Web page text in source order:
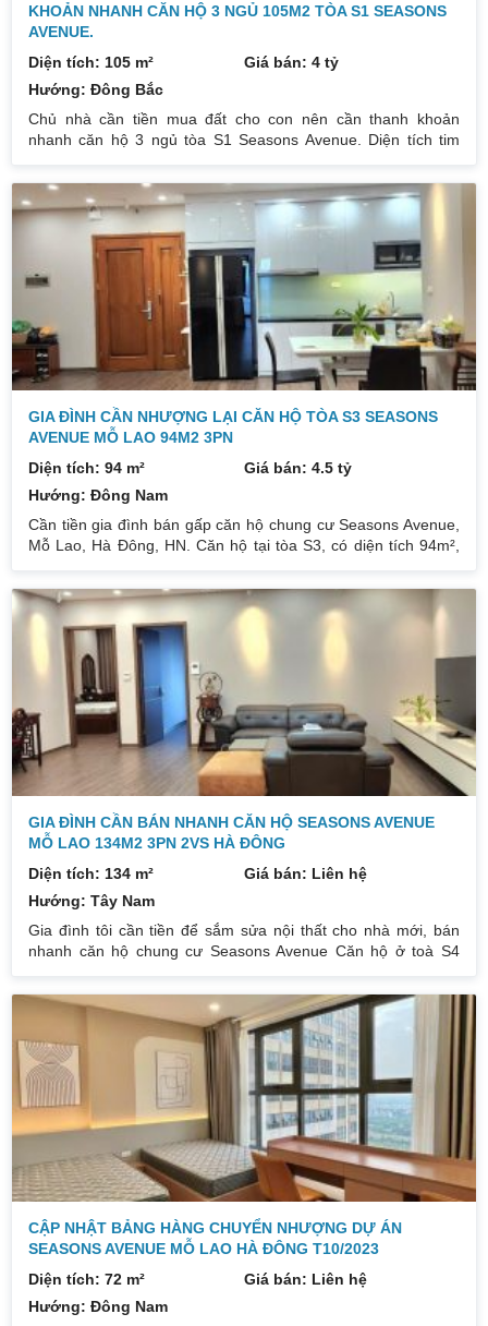
KHOẢN NHANH CĂN HỘ 3 NGỦ 105M2 TÒA S1 SEASONS
AVENUE.
Diện tích: 105 m²
Giá bán: 4 tỷ
Hướng: Đông Bắc
Chủ nhà cần tiền mua đất cho con nên cần thanh khoản
nhanh căn hộ 3 ngủ tòa S1 Seasons Avenue. Diện tích tim
công: Đông Bắc. Nội thất: Đủ đồ. Slot ô tô: Có. Giá bán: 4, x tỷ
(X có thương lượng). Liên hệ : 0832133366
GIA ĐÌNH CẦN NHƯỢNG LẠI CĂN HỘ TÒA S3 SEASONS
AVENUE MỖ LAO 94M2 3PN
Diện tích: 94 m²
Giá bán: 4.5 tỷ
Hướng: Đông Nam
Cần tiền gia đình bán gấp căn hộ chung cư Seasons Avenue,
Mỗ Lao, Hà Đông, HN. Căn hộ tại tòa S3, có diện tích 94m²,
công hướng Tây Bắc thoáng, view thành phố thoáng. Nhà để
lại đồ liền tường, khách mua có thể tự thiết kế theo ý mình.
Giá bán: 4,5 tỷ Xem nhà báo trước cho e 30′ là có thể xem
nhà. Liên hệ SĐT 0832133366
GIA ĐÌNH CẦN BÁN NHANH CĂN HỘ SEASONS AVENUE
MỖ LAO 134M2 3PN 2VS HÀ ĐÔNG
Diện tích: 134 m²
Giá bán: Liên hệ
Hướng: Tây Nam
Gia đình tôi cần tiền để sắm sửa nội thất cho nhà mới, bán
nhanh căn hộ chung cư Seasons Avenue Căn hộ ở toà S4
hướng TN, ban công ĐB Vị trí đắc địa, dân trí cao, thuận tiện
cho việc định cư lâu dài. Với thiết kế hợp lý và đầy đủ đồ đạc
nội thất, sẵn sàng chỉ xách Vali vào ở. Sổ đỏ chính chủ, có gia
lộc cho khách thiện chí Liên hệ: 0832133366
CẬP NHẬT BẢNG HÀNG CHUYỂN NHƯỢNG DỰ ÁN
SEASONS AVENUE MỖ LAO HÀ ĐÔNG T10/2023
Diện tích: 72 m²
Giá bán: Liên hệ
Hướng: Đông Nam